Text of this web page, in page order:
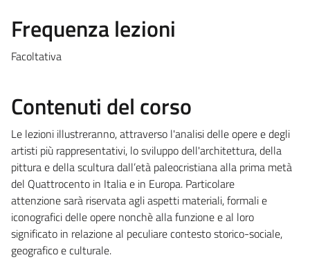
Frequenza lezioni
Facoltativa
Contenuti del corso
Le lezioni illustreranno, attraverso l'analisi delle opere e degli
artisti più rappresentativi, lo sviluppo dell'architettura, della
pittura e della scultura dall’età paleocristiana alla prima metà
del Quattrocento in Italia e in Europa. Particolare
attenzione sarà riservata agli aspetti materiali, formali e
iconografici delle opere nonchè alla funzione e al loro
significato in relazione al peculiare contesto storico-sociale,
geografico e culturale.